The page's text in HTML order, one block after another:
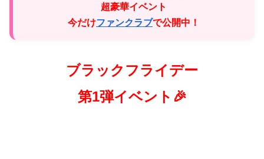
超豪華イベント
今だけファンクラブで公開中！
ブラックフライデー
第1弾イベント🎉